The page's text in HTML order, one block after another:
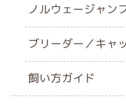
ノルウェージャン
ブリーダー／キャ
飼い方ガイド